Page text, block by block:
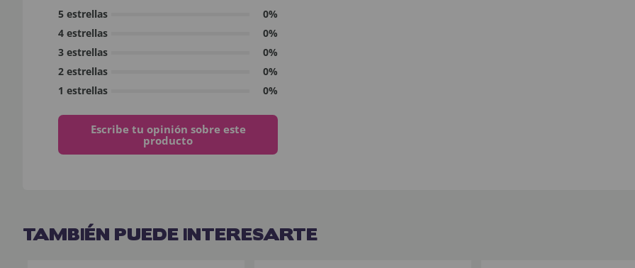
5 estrellas
0%
4 estrellas
0%
3 estrellas
0%
2 estrellas
0%
1 estrellas
0%
Escribe tu opinión sobre este
producto
TAMBIÉN PUEDE INTERESARTE